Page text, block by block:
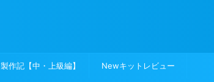
製作記【中・上級編】 Newキットレビュー